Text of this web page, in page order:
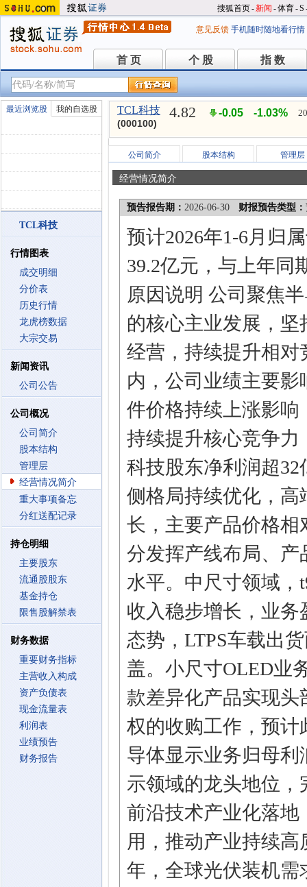
搜狐首页-新闻 -体育-S
意见反馈 手机随时随地看行情
首 页
首 页 个 股
个 股 指 数
指 数
最近浏览股 我的自选股
TCL科技
行情图表
成交明细
分价表
历史行情
龙虎榜数据
大宗交易
新闻资讯
公司公告
公司概况
公司简介
股本结构
管理层
经营情况简介
重大事项备忘
分红送配记录
持仓明细
主要股东
流通股股东
基金持仓
限售股解禁表
财务数据
重要财务指标
主营收入构成
资产负债表
现金流量表
利润表
业绩预告
财务报告
TCL科技
(000100)
4.82 -0.05 -1.03%
公司简介 股本结构 管理层
经营情况简介
预告报告期： 2026-06-30 财报预告类型：
预计2026年1-6月归
39.2亿元，与上年同
原因说明 公司聚焦
的核心主业发展，
经营，持续提升相
内，公司业绩主要
件价格持续上涨影
持续提升核心竞争力
科技股东净利润超
侧格局持续优化，
长，主要产品价格
分发挥产线布局、
水平。中尺寸领域
收入稳步增长，业
态势，LTPS车载出
盖。小尺寸OLED业
款差异化产品实现
权的收购工作，预
导体显示业务归母
示领域的龙头地位
前沿技术产业化落
用，推动产业持续
年，全球光伏装机